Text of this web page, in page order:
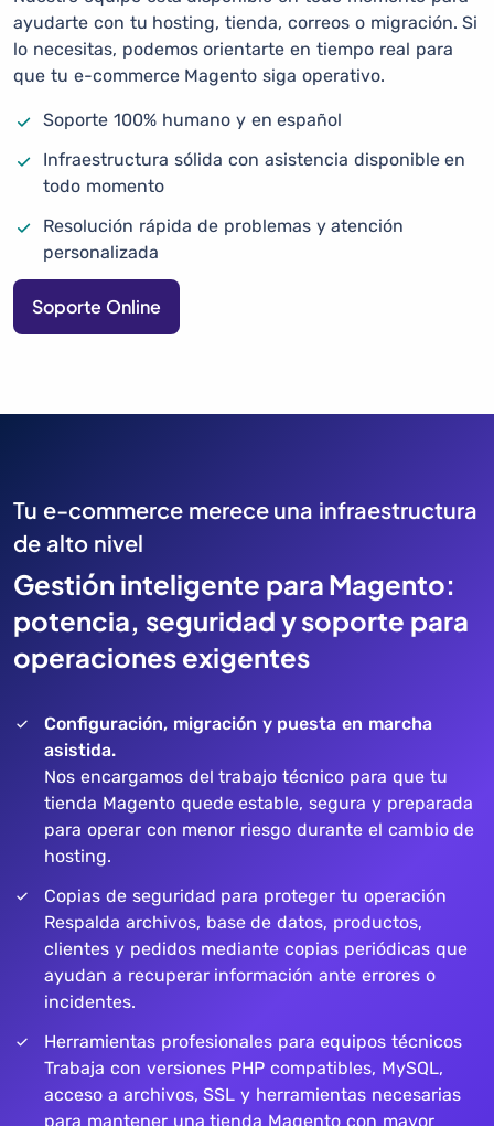
ayudarte con tu hosting, tienda, correos o migración. Si
lo necesitas, podemos orientarte en tiempo real para
que tu e-commerce Magento siga operativo.
Soporte 100% humano y en español
Infraestructura sólida con asistencia disponible en
todo momento
Resolución rápida de problemas y atención
personalizada
Soporte Online
Tu e-commerce merece una infraestructura
de alto nivel
Gestión inteligente para Magento:
potencia, seguridad y soporte para
operaciones exigentes
Configuración, migración y puesta en marcha
asistida.
Nos encargamos del trabajo técnico para que tu
tienda Magento quede estable, segura y preparada
para operar con menor riesgo durante el cambio de
hosting.
Copias de seguridad para proteger tu operación
Respalda archivos, base de datos, productos,
clientes y pedidos mediante copias periódicas que
ayudan a recuperar información ante errores o
incidentes.
Herramientas profesionales para equipos técnicos
Trabaja con versiones PHP compatibles, MySQL,
acceso a archivos, SSL y herramientas necesarias
para mantener una tienda Magento con mayor